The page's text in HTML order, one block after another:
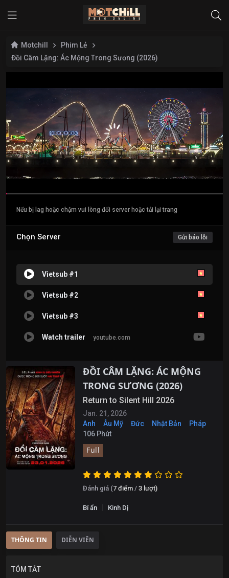
Motchill
Phim Lẻ
Đồi Câm Lặng: Ác Mộng Trong Sương (2026)
Nếu bị lag hoặc chậm vui lòng đổi server hoặc tải lại trang
Chọn Server Gửi báo lỗi
Vietsub #1
Vietsub #2
Vietsub #3
Watch trailer youtube.com
ĐỒI CÂM LẶNG: ÁC MỘNG
TRONG SƯƠNG (2026)
Return to Silent Hill 2026
Jan. 21, 2026
Anh
Âu Mỹ Đức Nhật Bản
Pháp
106 Phút
Full
Đánh giá (7 điểm / 3 lượt)
Bí ẩn Kinh Dị
THÔNG TIN DIỄN VIÊN
TÓM TẮT